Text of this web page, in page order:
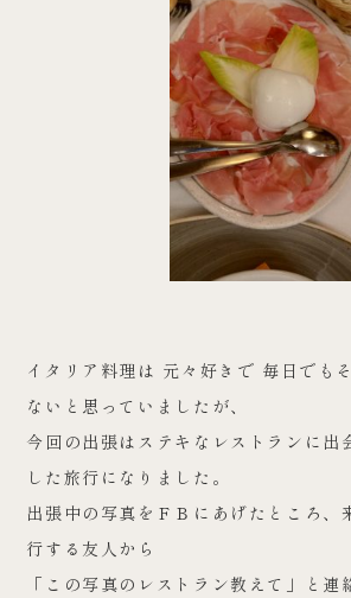
イタリア料理は 元々好きで 毎日でも
ないと思っていましたが、
今回の出張はステキなレストランに出
した旅行になりました。
出張中の写真をＦＢにあげたところ、
行する友人から
「この写真のレストラン教えて」と連